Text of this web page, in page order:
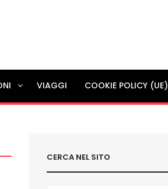
VIAGGI COOKIE POLICY (UE)
CERCA NEL SITO